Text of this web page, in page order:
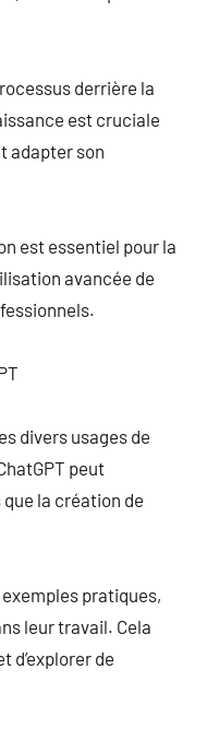
derrière la
est cruciale
adapter son
est essentiel pour la
avancée de
divers usages de
peut
la création de
pratiques,
leur travail. Cela
d’explorer de